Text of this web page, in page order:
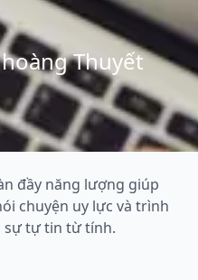
Thuyết
đầy năng lượng giúp
chuyện uy lực và trình
sự tự tin từ tính.